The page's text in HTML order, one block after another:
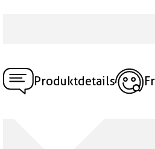
Produktdetails